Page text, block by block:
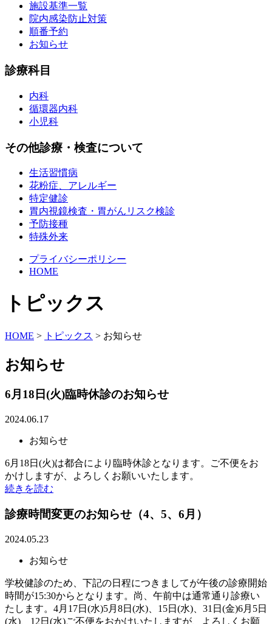
施設基準一覧
院内感染防止対策
順番予約
お知らせ
診療科目
内科
循環器内科
小児科
その他診療・検査について
生活習慣病
花粉症、アレルギー
特定健診
胃内視鏡検査・胃がんリスク検診
予防接種
特殊外来
プライバシーポリシー
HOME
トピックス
HOME > トピックス > お知らせ
お知らせ
6月18日(火)臨時休診のお知らせ
2024.06.17
お知らせ
6月18日(火)は都合により臨時休診となります。ご不便をお
かけしますが、よろしくお願いいたします。
続きを読む
診療時間変更のお知らせ（4、5、6月）
2024.05.23
お知らせ
学校健診のため、下記の日程につきましてが午後の診療開始
時間が15:30からとなります。尚、午前中は通常通り診療い
たします。4月17日(水)5月8日(水)、15日(水)、31日(金)6月5日
(水)、12日(水)ご不便をおかけいたしますが、よろしくお願